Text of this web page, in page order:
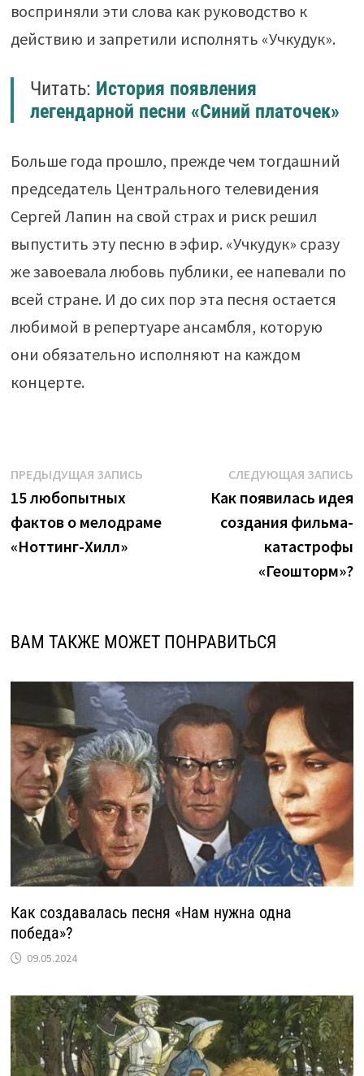
восприняли эти слова как руководство к
действию и запретили исполнять «Учкудук».
Читать: История появления
легендарной песни «Синий платочек»
Больше года прошло, прежде чем тогдашний
председатель Центрального телевидения
Сергей Лапин на свой страх и риск решил
выпустить эту песню в эфир. «Учкудук» сразу
же завоевала любовь публики, ее напевали по
всей стране. И до сих пор эта песня остается
любимой в репертуаре ансамбля, которую
они обязательно исполняют на каждом
концерте.
Навигация
по
записям
ПРЕДЫДУЩАЯ ЗАПИСЬПредыдущая
15 любопытных
фактов о мелодраме
«Ноттинг-Хилл»
СЛЕДУЮЩАЯ ЗАПИСЬ
Как появилась идея
создания фильма-
катастрофы
«Геошторм»?
ВАМ ТАКЖЕ МОЖЕТ ПОНРАВИТЬСЯ
Как создавалась песня «Нам нужна одна
победа»?
09.05.2024